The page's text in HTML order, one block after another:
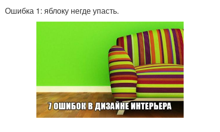
Ошибка 1: яблоку негде упасть.